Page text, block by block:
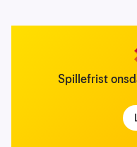
Spillefrist